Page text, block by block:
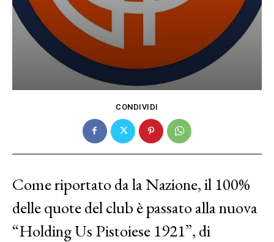
CONDIVIDI
Come riportato da la Nazione, il 100%
delle quote del club è passato alla nuova
“Holding Us Pistoiese 1921”, di